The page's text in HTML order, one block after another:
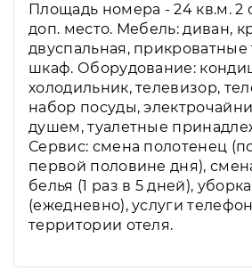
Площадь номера - 24 кв.м. 2
доп. место. Мебель: диван,
двуспальная, прикроватные
шкаф. Оборудование:
холодильник, телевизор,
набор посуды,
душем, туалетные
Сервис: смена полотенец
первой половине дня),
белья (1 раз в 5 дней),
(ежедневно), услуги
территории отеля.